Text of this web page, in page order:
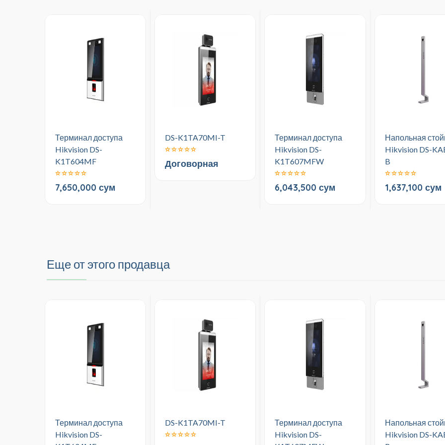
Терминал доступа
Hikvision DS-
K1T604MF
7,650,000 сум
DS-K1TA70MI-T
Договорная
Терминал доступа
Hikvision DS-
K1T607MFW
6,043,500 сум
Напольная
Hikvision DS-
B
1,637,100 сум
Еще от этого продавца
Терминал доступа
Hikvision DS-
DS-K1TA70MI-T
Терминал доступа
Hikvision DS-
Напольная
Hikvision DS-